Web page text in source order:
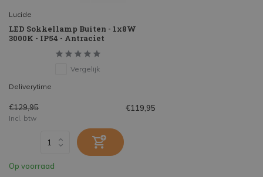
Lucide
LED Sokkellamp Buiten - 1x8W
3000K - IP54 - Antraciet
Vergelijk
Deliverytime
€129,95 €119,95
Incl. btw
Op voorraad